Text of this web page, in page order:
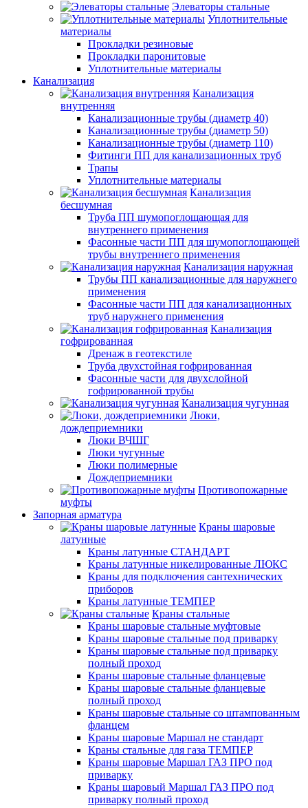
Элеваторы стальные
Уплотнительные
материалы
Прокладки резиновые
Прокладки паронитовые
Уплотнительные материалы
Канализация
Канализация
внутренняя
Канализационные трубы (диаметр 40)
Канализационные трубы (диаметр 50)
Канализационные трубы (диаметр 110)
Фитинги ПП для канализационных труб
Трапы
Уплотнительные материалы
Канализация
бесшумная
Труба ПП шумопоглощающая для
внутреннего применения
Фасонные части ПП для шумопоглощающей
трубы внутреннего применения
Канализация наружная
Трубы ПП канализационные для наружнего
применения
Фасонные части ПП для канализационных
труб наружнего применения
Канализация
гофрированная
Дренаж в геотекстиле
Труба двухстойная гофрированная
Фасонные части для двухслойной
гофрированной трубы
Канализация чугунная
Люки,
дождеприемники
Люки ВЧШГ
Люки чугунные
Люки полимерные
Дождеприемники
Противопожарные
муфты
Запорная арматура
Краны шаровые
латунные
Краны латунные СТАНДАРТ
Краны латунные никелированные ЛЮКС
Краны для подключения сантехнических
приборов
Краны латунные ТЕМПЕР
Краны стальные
Краны шаровые стальные муфтовые
Краны шаровые стальные под приварку
Краны шаровые стальные под приварку
полный проход
Краны шаровые стальные фланцевые
Краны шаровые стальные фланцевые
полный проход
Краны шаровые стальные со штампованным
фланцем
Краны шаровые Маршал не стандарт
Краны стальные для газа ТЕМПЕР
Краны шаровые Маршал ГАЗ ПРО под
приварку
Краны шаровый Маршал ГАЗ ПРО под
приварку полный проход